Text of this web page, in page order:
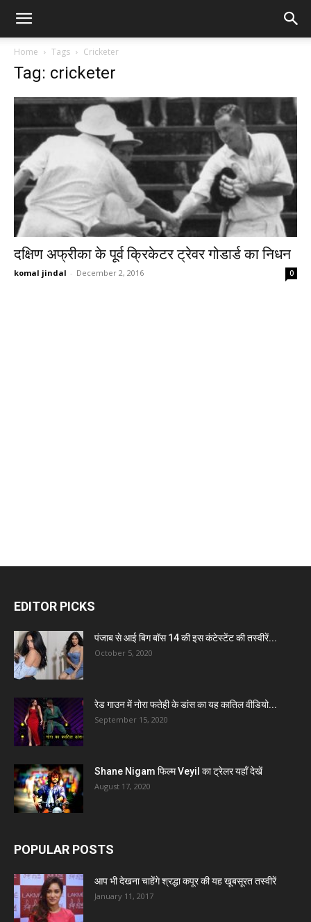
Home Tags Cricketer
Tag: cricketer
दक्षिण अफ्रीका के पूर्व क्रिकेटर ट्रेवर गोडार्ड का निधन
komal jindal - December 2, 2016 0
EDITOR PICKS
पंजाब से आई बिग बॉस 14 की इस कंटेस्टेंट की तस्वीरें...
October 5, 2020
रेड गाउन में नोरा फतेही के डांस का यह कातिल वीडियो...
September 15, 2020
Shane Nigam फिल्म Veyil का ट्रेलर यहाँ देखें
August 17, 2020
POPULAR POSTS
आप भी देखना चाहेंगे श्रद्धा कपूर की यह खूबसूरत तस्वीरें
January 11, 2017